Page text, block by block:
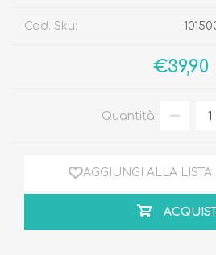
Cod. Sku:
€39,90
Quantità:
AGGIUNGI ALLA LISTA